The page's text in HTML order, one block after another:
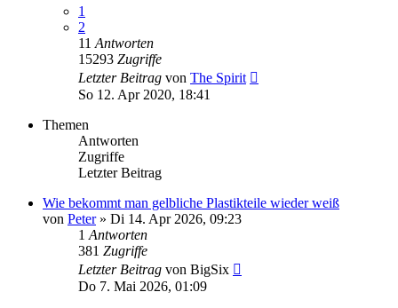
1
2
11 Antworten
15293 Zugriffe
Letzter Beitrag von The Spirit
So 12. Apr 2020, 18:41
Themen
Antworten
Zugriffe
Letzter Beitrag
Wie bekommt man gelbliche Plastikteile wieder weiß
von Peter» Di 14. Apr 2026, 09:23
1 Antworten
381 Zugriffe
Letzter Beitrag von BigSix
Do 7. Mai 2026, 01:09